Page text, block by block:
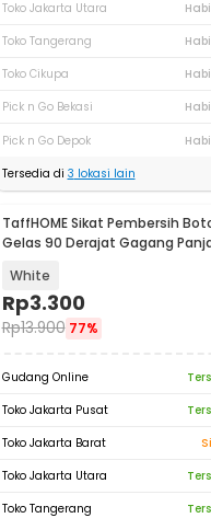
Toko Jakarta Utara
Toko Tangerang
Toko Cikupa
Pick n Go Bekasi
Pick n Go Depok
Tersedia di 3 lokasi lain
TaffHOME Sikat Pembersih
Gelas 90 Derajat Gagang
White
Rp3.300
Rp13.900 77%
Gudang Online
Toko Jakarta Pusat
Toko Jakarta Barat
Toko Jakarta Utara
Toko Tangerang